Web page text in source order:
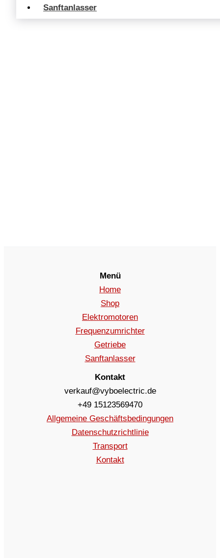
Sanftanlasser
Menü
Home
Shop
Elektromotoren
Frequenzumrichter
Getriebe
Sanftanlasser
Kontakt
verkauf@vyboelectric.de
+49 15123569470
Allgemeine Geschäftsbedingungen
Datenschutzrichtlinie
Transport
Kontakt